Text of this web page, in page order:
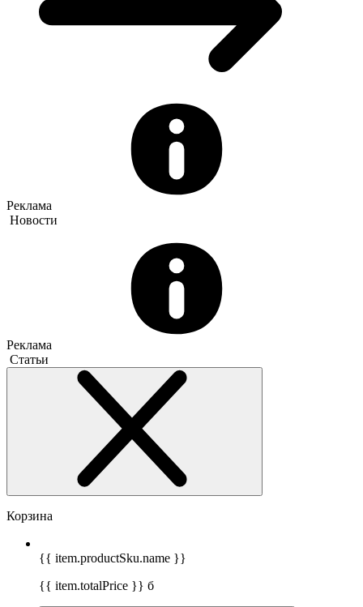
Реклама
Новости
Реклама
Статьи
Корзина
{{ item.productSku.name }}
{{ item.totalPrice }} б